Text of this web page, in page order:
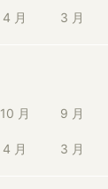
4 月 3 月
10 月 9 月
4 月 3 月